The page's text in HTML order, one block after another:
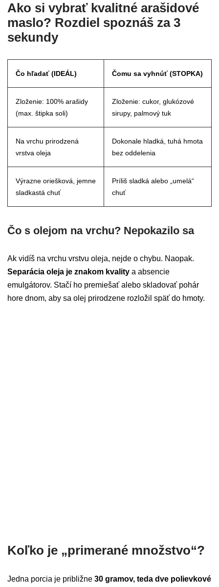
Ako si vybrať kvalitné arašidové
maslo? Rozdiel spoznáš za 3
sekundy
Čo hľadať (IDEÁL) Čomu sa vyhnúť (STOPKA)
Zloženie: 100% arašidy
(max. štipka soli)
Zloženie: cukor, glukózové
sirupy, palmový tuk
Na vrchu prirodzená
vrstva oleja
Dokonale hladká, tuhá hmota
bez oddelenia
Výrazne oriešková, jemne
sladkastá chuť
Príliš sladká alebo „umelá“
chuť
Čo s olejom na vrchu? Nepokazilo sa
Ak vidíš na vrchu vrstvu oleja, nejde o chybu. Naopak.
Separácia oleja je znakom kvality a absencie
emulgátorov. Stačí ho premiešať alebo skladovať pohár
hore dnom, aby sa olej prirodzene rozložil späť do hmoty.
Koľko je „primerané množstvo“?
Jedna porcia je približne 30 gramov, teda dve polievkové